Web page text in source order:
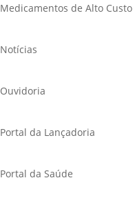
Medicamentos de Alto Custo
Notícias
Ouvidoria
Portal da Lançadoria
Portal da Saúde